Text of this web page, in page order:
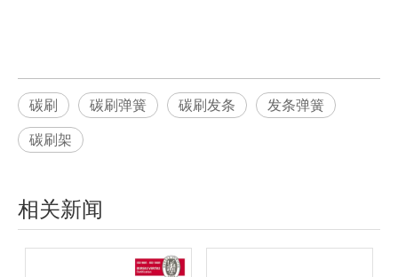
碳刷 碳刷弹簧 碳刷发条 发条弹簧
碳刷架
相关新闻